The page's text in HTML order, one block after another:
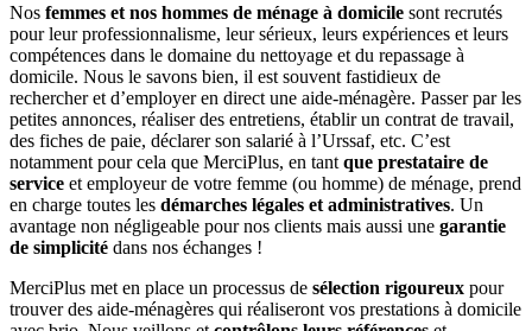
Nos femmes et nos hommes de ménage à domicile sont recrutés
pour leur professionnalisme, leur sérieux, leurs expériences et leurs
compétences dans le domaine du nettoyage et du repassage à
domicile. Nous le savons bien, il est souvent fastidieux de
rechercher et d’employer en direct une aide-ménagère. Passer par les
petites annonces, réaliser des entretiens, établir un contrat de travail,
des fiches de paie, déclarer son salarié à l’Urssaf, etc. C’est
notamment pour cela que MerciPlus, en tant que prestataire de
service et employeur de votre femme (ou homme) de ménage, prend
en charge toutes les démarches légales et administratives. Un
avantage non négligeable pour nos clients mais aussi une garantie
de simplicité dans nos échanges !
MerciPlus met en place un processus de sélection rigoureux pour
trouver des aide-ménagères qui réaliseront vos prestations à domicile